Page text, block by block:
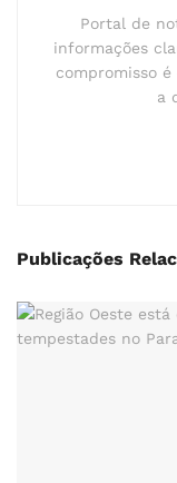
Portal de
informações
compromisso
a
Publicações